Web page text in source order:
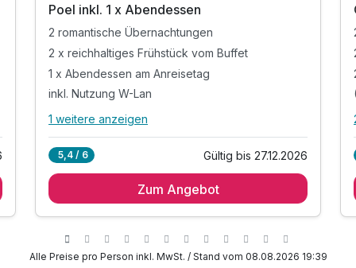
Poel inkl. 1 x Abendessen
2 romantische Übernachtungen
2 x reichhaltiges Frühstück vom Buffet
1 x Abendessen am Anreisetag
inkl. Nutzung W-Lan
Alle Inklusivleistungen
2 x reichhaltiges Frühstück vom Buffet
inkl. Parkplatz
1 weitere anzeigen
5,4 / 6 Gültig bis 27.12.2026
Zum Angebot
Alle Preise pro Person inkl. MwSt. / Stand vom 08.08.2026 19:39